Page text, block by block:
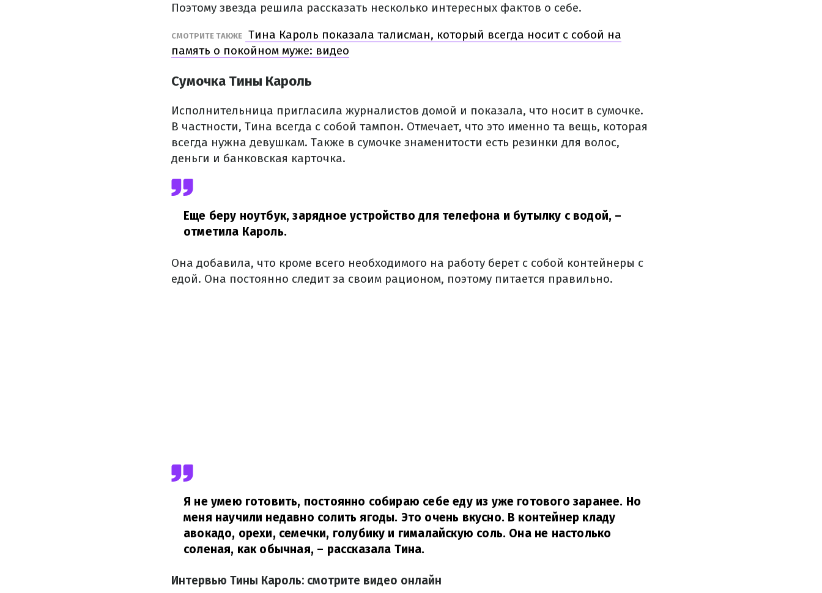
Поэтому звезда решила рассказать несколько интересных фактов о себе.
СМОТРИТЕ ТАКЖЕ
Тина Кароль показала талисман, который всегда носит с собой на
память о покойном муже: видео
Сумочка Тины Кароль
Исполнительница пригласила журналистов домой и показала, что носит в сумочке.
В частности, Тина всегда с собой тампон. Отмечает, что это именно та вещь, которая
всегда нужна девушкам. Также в сумочке знаменитости есть резинки для волос,
деньги и банковская карточка.
Еще беру ноутбук, зарядное устройство для телефона и бутылку с водой, –
отметила Кароль.
Она добавила, что кроме всего необходимого на работу берет с собой контейнеры с
едой. Она постоянно следит за своим рационом, поэтому питается правильно.
Я не умею готовить, постоянно собираю себе еду из уже готового заранее. Но
меня научили недавно солить ягоды. Это очень вкусно. В контейнер кладу
авокадо, орехи, семечки, голубику и гималайскую соль. Она не настолько
соленая, как обычная, – рассказала Тина.
Интервью Тины Кароль: смотрите видео онлайн